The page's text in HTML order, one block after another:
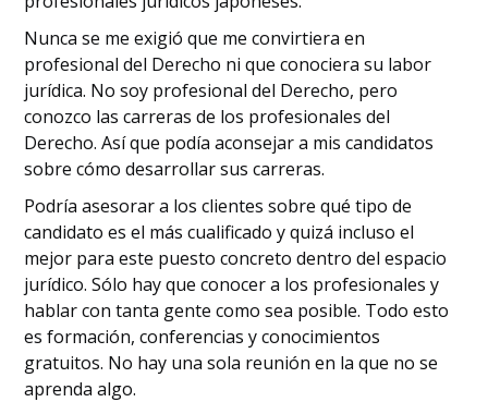
Nunca se me exigió que me convirtiera en
profesional del Derecho ni que conociera su labor
jurídica. No soy profesional del Derecho, pero
conozco las carreras de los profesionales del
Derecho. Así que podía aconsejar a mis candidatos
sobre cómo desarrollar sus carreras.
Podría asesorar a los clientes sobre qué tipo de
candidato es el más cualificado y quizá incluso el
mejor para este puesto concreto dentro del espacio
jurídico. Sólo hay que conocer a los profesionales y
hablar con tanta gente como sea posible. Todo esto
es formación, conferencias y conocimientos
gratuitos. No hay una sola reunión en la que no se
aprenda algo.